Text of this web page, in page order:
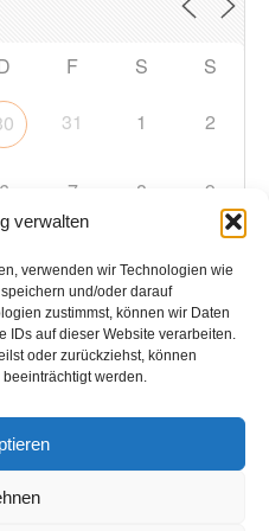
verwalten
verwenden wir Technologien wie
und/oder darauf
zustimmst, können wir Daten
IDs auf dieser Website verarbeiten.
oder zurückziehst, können
werden.
F S S
31 1 2
6 7 8 9
14 15
21 22 23
4 5 6